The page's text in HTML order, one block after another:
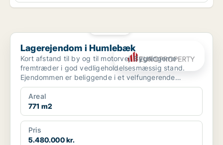
Lagerejendom i Humlebæk
Lagerejendom i Humlebæk
Kort afstand til by og til motorvej. Bygningerne
fremtræder i god vedligeholdelsesmæssig stand.
Ejendommen er beliggende i et velfungerende
erhvervsområde.
Areal
771 m2
Pris
5.480.000 kr.